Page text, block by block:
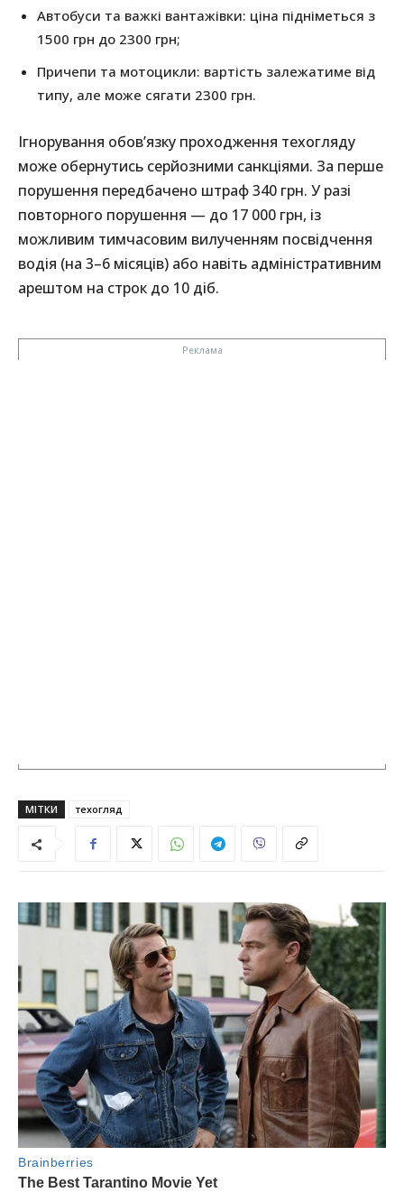
Автобуси та важкі вантажівки: ціна підніметься з
1500 грн до 2300 грн;
Причепи та мотоцикли: вартість залежатиме від
типу, але може сягати 2300 грн.
Ігнорування обов’язку проходження техогляду
може обернутись серйозними санкціями. За перше
порушення передбачено штраф 340 грн. У разі
повторного порушення — до 17 000 грн, із
можливим тимчасовим вилученням посвідчення
водія (на 3–6 місяців) або навіть адміністративним
арештом на строк до 10 діб.
МІТКИ техогляд